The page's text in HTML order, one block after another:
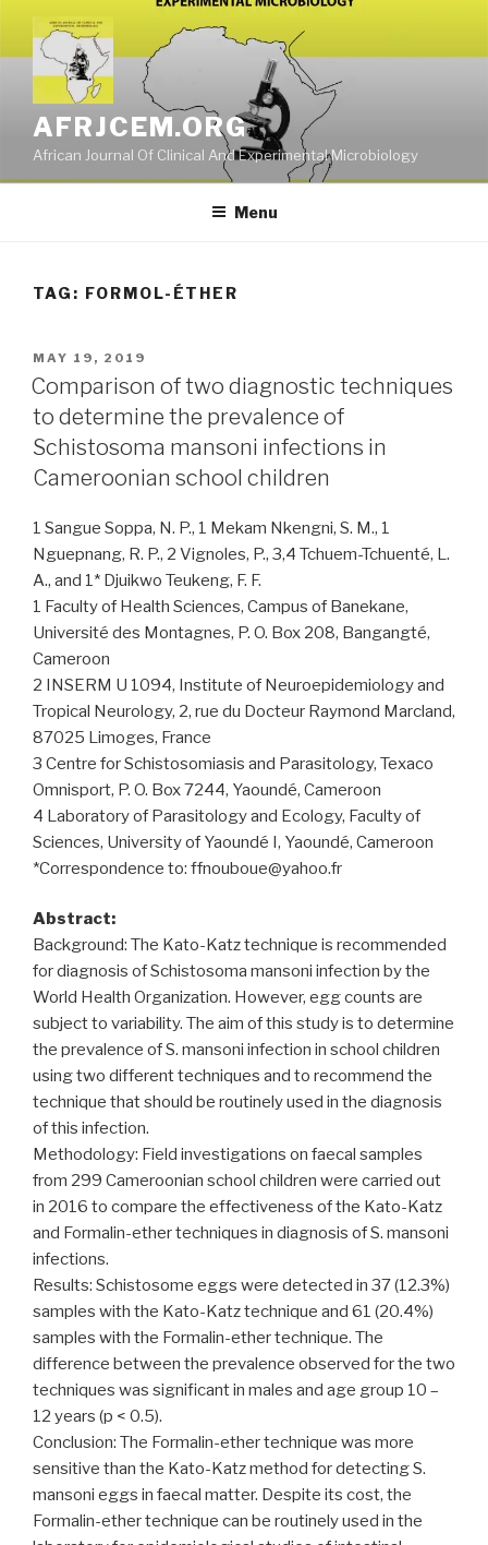
content
AFRJCEM.ORG
African Journal Of Clinical And Experimental Microbiology
Menu
TAG: FORMOL-ÉTHER
POSTED
ON
MAY 19, 2019
Comparison of two diagnostic techniques
to determine the prevalence of
Schistosoma mansoni infections in
Cameroonian school children
1 Sangue Soppa, N. P., 1 Mekam Nkengni, S. M., 1
Nguepnang, R. P., 2 Vignoles, P., 3,4 Tchuem-Tchuenté, L.
A., and 1* Djuikwo Teukeng, F. F.
1 Faculty of Health Sciences, Campus of Banekane,
Université des Montagnes, P. O. Box 208, Bangangté,
Cameroon
2 INSERM U 1094, Institute of Neuroepidemiology and
Tropical Neurology, 2, rue du Docteur Raymond Marcland,
87025 Limoges, France
3 Centre for Schistosomiasis and Parasitology, Texaco
Omnisport, P. O. Box 7244, Yaoundé, Cameroon
4 Laboratory of Parasitology and Ecology, Faculty of
Sciences, University of Yaoundé I, Yaoundé, Cameroon
*Correspondence to: ffnouboue@yahoo.fr
Abstract:
Background: The Kato-Katz technique is recommended
for diagnosis of Schistosoma mansoni infection by the
World Health Organization. However, egg counts are
subject to variability. The aim of this study is to determine
the prevalence of S. mansoni infection in school children
using two different techniques and to recommend the
technique that should be routinely used in the diagnosis
of this infection.
Methodology: Field investigations on faecal samples
from 299 Cameroonian school children were carried out
in 2016 to compare the effectiveness of the Kato-Katz
and Formalin-ether techniques in diagnosis of S. mansoni
infections.
Results: Schistosome eggs were detected in 37 (12.3%)
samples with the Kato-Katz technique and 61 (20.4%)
samples with the Formalin-ether technique. The
difference between the prevalence observed for the two
techniques was significant in males and age group 10 –
12 years (p < 0.5).
Conclusion: The Formalin-ether technique was more
sensitive than the Kato-Katz method for detecting S.
mansoni eggs in faecal matter. Despite its cost, the
Formalin-ether technique can be routinely used in the